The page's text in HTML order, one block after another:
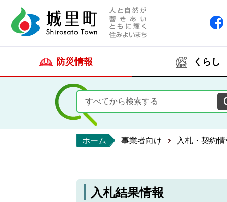
防災情報 くらし
ホーム 事業者向け 入札・契約
入札結果情報